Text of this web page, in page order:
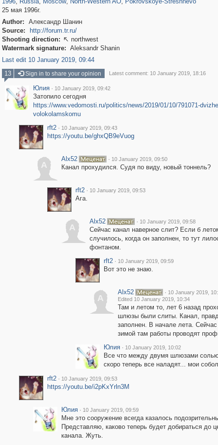
25 мая 1996г.
Author:
Александр Шанин
Source:
http://forum.tr.ru/
Shooting direction:  northwest
Watermark signature: Aleksandr Shanin
Last edit 10 January 2019, 09:44
13
Sign in to share your opinion Latest comment: 10 January 2019, 18:16
Юлия · 10 January 2019, 09:42
Затопило сегодня
https://www.vedomosti.ru/politics/news/2019/01/10/791071-
volokolamskomu
rft2 · 10 January 2019, 09:43
https://youtu.be/ghxQB9eVuog
A
Alx52 · 10 January 2019, 09:50
Канал прохудился. Судя по виду, новый тоннель?
rft2 · 10 January 2019, 09:53
Ага.
A
Alx52 · 10 January 2019, 09:58
Сейчас канал наверное слит? Если б
случилось, когда он заполнен, то тут
фонтаном.
rft2 · 10 January 2019, 09:59
Вот это не знаю.
A
Alx52 · 10 January 2019,
Edited 10 January 2019, 10:34
Там и летом то, лет 6 назад
шлюзы были слиты. Канал,
заполнен. В начале лета.
зимой там работы проводят
Юлия · 10 January 2019, 10:02
Все что между двумя шлюзами
скоро теперь все наладят... мои
rft2 · 10 January 2019, 09:53
https://youtu.be/i2pKxYrln3M
Юлия · 10 January 2019, 09:59
Мне это сооружение всегда казалось
Представляю, каково теперь будет добираться до
канала. Жуть.